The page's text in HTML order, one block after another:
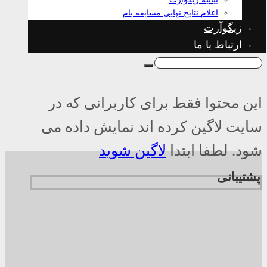
اعلام نتایج نهایی مسابقه بام
زیگوآرت
ارتباط با ما
این محتوا فقط برای کاربرانی که در
سایت لاگین کرده اند نمایش داده می
شود. لطفا ابتدالاگین شوید
پشتیبانی